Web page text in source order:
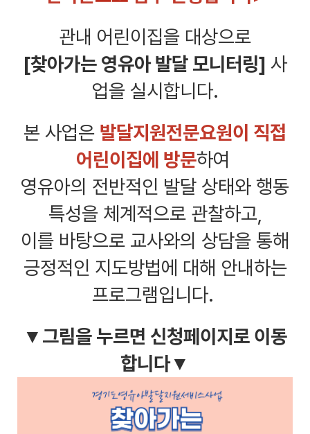
관내 어린이집을 대상으로
[찾아가는 영유아 발달 모니터링] 사
업을 실시합니다.
본 사업은 발달지원전문요원이 직접
어린이집에 방문하여
영유아의 전반적인 발달 상태와 행동
특성을 체계적으로 관찰하고,
이를 바탕으로 교사와의 상담을 통해
긍정적인 지도방법에 대해 안내하는
프로그램입니다.
▼그림을 누르면 신청페이지로 이동
합니다▼